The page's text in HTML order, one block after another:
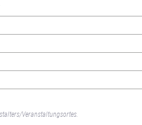
Veranstaltungsortes.